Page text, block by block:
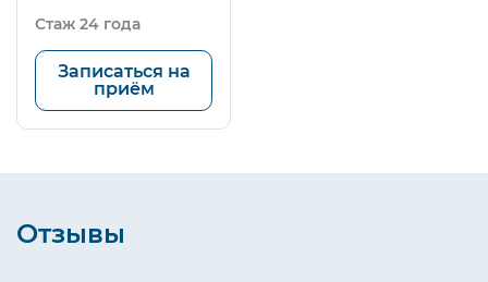
Стаж 24 года
Записаться на
приём
Отзывы